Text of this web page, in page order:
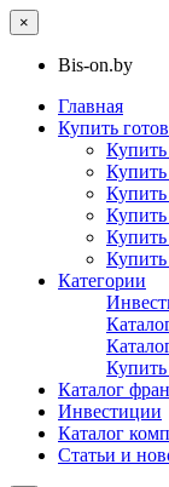
×
Bis-on.by
Главная
Купить
Купить
Категории
Каталог
Инвестиции
Каталог
Статьи и